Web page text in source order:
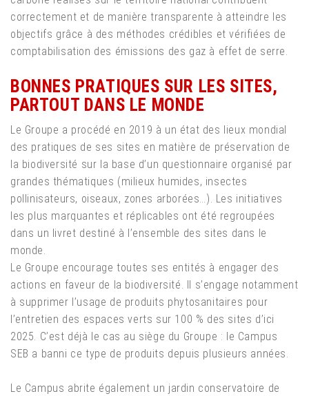
correctement et de manière transparente à atteindre les
objectifs grâce à des méthodes crédibles et vérifiées de
comptabilisation des émissions des gaz à effet de serre.
BONNES PRATIQUES SUR LES SITES,
PARTOUT DANS LE MONDE
Le Groupe a procédé en 2019 à un état des lieux mondial
des pratiques de ses sites en matière de préservation de
la biodiversité sur la base d’un questionnaire organisé par
grandes thématiques (milieux humides, insectes
pollinisateurs, oiseaux, zones arborées…). Les initiatives
les plus marquantes et réplicables ont été regroupées
dans un livret destiné à l’ensemble des sites dans le
monde.
Le Groupe encourage toutes ses entités à engager des
actions en faveur de la biodiversité. Il s’engage notamment
à supprimer l’usage de produits phytosanitaires pour
l’entretien des espaces verts sur 100 % des sites d’ici
2025. C’est déjà le cas au siège du Groupe : le Campus
SEB a banni ce type de produits depuis plusieurs années.
Le Campus abrite également un jardin conservatoire de